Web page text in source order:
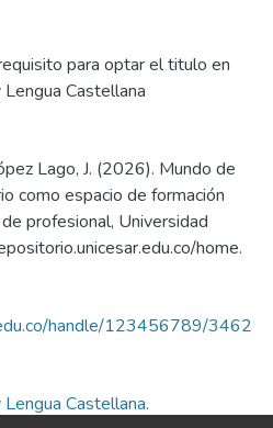
para optar el titulo en
Castellana
Lago, J. (2026). Mundo de
como espacio de formación
profesional, Universidad
home.
handle/123456789/3462
Castellana.